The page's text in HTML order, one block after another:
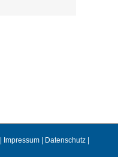
Impressum Datenschutz